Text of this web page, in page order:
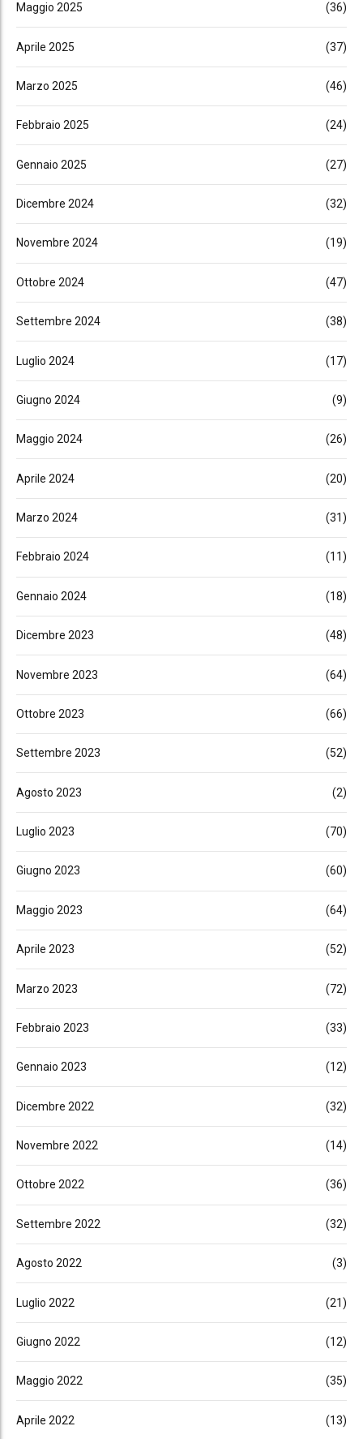
Maggio 2025 (36)
Aprile 2025 (37)
Marzo 2025 (46)
Febbraio 2025 (24)
Gennaio 2025 (27)
Dicembre 2024 (32)
Novembre 2024 (19)
Ottobre 2024 (47)
Settembre 2024 (38)
Luglio 2024 (17)
Giugno 2024 (9)
Maggio 2024 (26)
Aprile 2024 (20)
Marzo 2024 (31)
Febbraio 2024 (11)
Gennaio 2024 (18)
Dicembre 2023 (48)
Novembre 2023 (64)
Ottobre 2023 (66)
Settembre 2023 (52)
Agosto 2023 (2)
Luglio 2023 (70)
Giugno 2023 (60)
Maggio 2023 (64)
Aprile 2023 (52)
Marzo 2023 (72)
Febbraio 2023 (33)
Gennaio 2023 (12)
Dicembre 2022 (32)
Novembre 2022 (14)
Ottobre 2022 (36)
Settembre 2022 (32)
Agosto 2022 (3)
Luglio 2022 (21)
Giugno 2022 (12)
Maggio 2022 (35)
Aprile 2022 (13)